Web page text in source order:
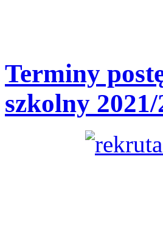
Terminy
szkolny 2021/